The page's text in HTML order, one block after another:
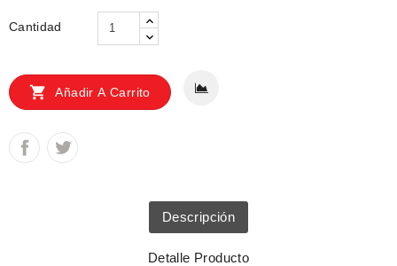
Cantidad
 Añadir A Carrito
Descripción
Detalle Producto